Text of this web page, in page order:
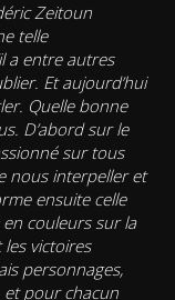
Zeitoun
telle
a entre autres
Et aujourd’hui
Quelle bonne
D’abord sur le
sur tous
nous interpeller et
ensuite celle
couleurs sur la
victoires
personnages,
et pour chacun